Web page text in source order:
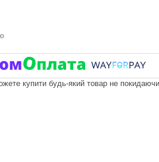
купити будь-який товар не